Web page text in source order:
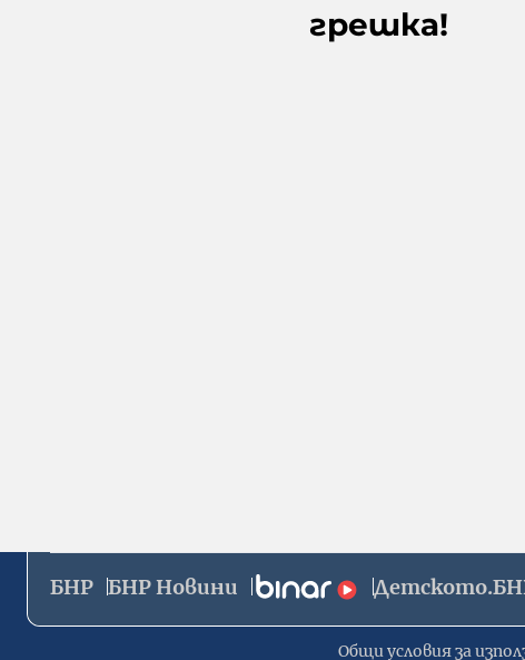
грешка!
БНР БНР Новини
Общи условия за